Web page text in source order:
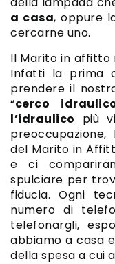
a casa, oppure
cercarne uno.
Il Marito in affitto
Infatti la prima
prendere il
“cerco
l’idraulico più
del Marito in
e ci
spulciare per
fiducia. Ogni
numero di
telefonargli,
abbiamo a casa
della spesa a cui